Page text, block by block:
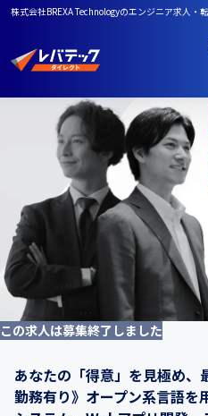
株式会社BREXA Technologyのエンジニア求人
この求人は募集終了しました
あなたの「得意」を見極め、
勤務有り》オープン系言語を